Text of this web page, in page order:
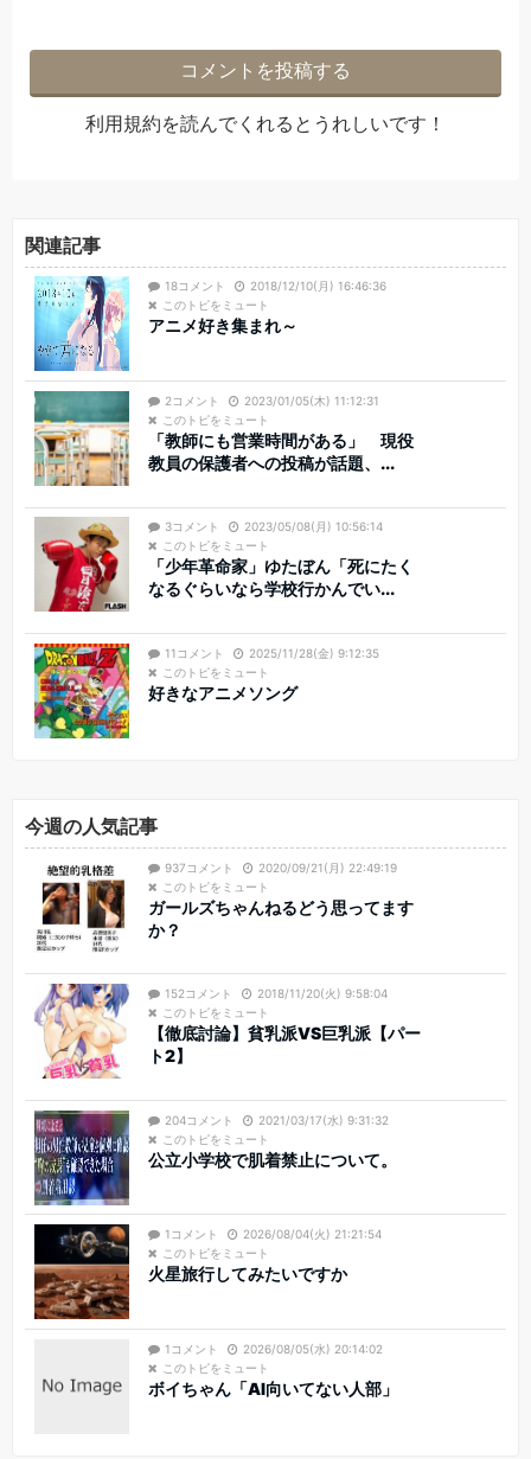
利用規約を読んでくれるとうれしいです！
関連記事
18コメント
2018/12/10(月) 16:46:36
このトピをミュート
アニメ好き集まれ～
2コメント
2023/01/05(木) 11:12:31
このトピをミュート
「教師にも営業時間がある」 現役
教員の保護者への投稿が話題、...
3コメント
2023/05/08(月) 10:56:14
このトピをミュート
「少年革命家」ゆたぼん「死にたく
なるぐらいなら学校行かんでい...
11コメント
2025/11/28(金) 9:12:35
このトピをミュート
好きなアニメソング
今週の人気記事
937コメント
2020/09/21(月) 22:49:19
このトピをミュート
ガールズちゃんねるどう思ってます
か？
152コメント
2018/11/20(火) 9:58:04
このトピをミュート
【徹底討論】貧乳派VS巨乳派【パー
ト2】
204コメント
2021/03/17(水) 9:31:32
このトピをミュート
公立小学校で肌着禁止について。
1コメント
2026/08/04(火) 21:21:54
このトピをミュート
火星旅行してみたいですか
1コメント
2026/08/05(水) 20:14:02
このトピをミュート
ボイちゃん「AI向いてない人部」